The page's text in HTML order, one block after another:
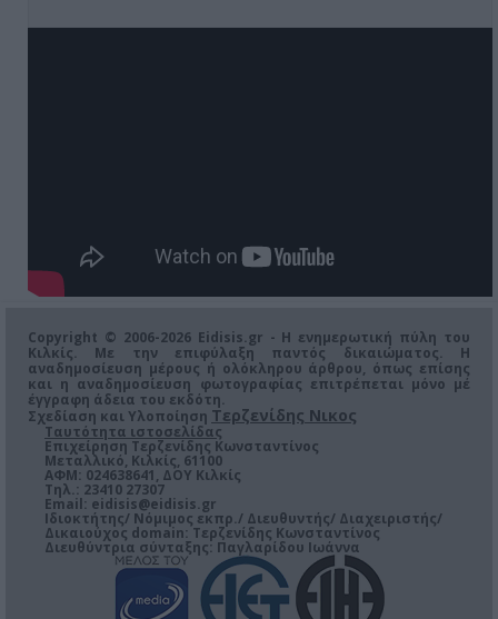
Copyright © 2006-2026 Eidisis.gr - Η ενημερωτική πύλη του
Κιλκίς. Με την επιφύλαξη παντός δικαιώματος. Η
αναδημοσίευση μέρους ή ολόκληρου άρθρου, όπως επίσης
και η αναδημοσίευση φωτογραφίας επιτρέπεται μόνο μέ
έγγραφη άδεια του εκδότη.
Σχεδίαση και Υλοποίηση Τερζενίδης Νικος
Ταυτότητα ιστοσελίδας
Επιχείρηση Τερζενίδης Κωνσταντίνος
Μεταλλικό, Κιλκίς, 61100
ΑΦΜ: 024638641, ΔΟΥ Κιλκίς
Τηλ.: 23410 27307
Email: eidisis@eidisis.gr
Ιδιοκτήτης/ Νόμιμος εκπρ./ Διευθυντής/ Διαχειριστής/
Δικαιούχος domain: Τερζενίδης Κωνσταντίνος
Διευθύντρια σύνταξης: Παγλαρίδου Ιωάννα